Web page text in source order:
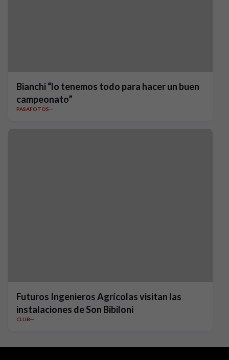
Bianchi “lo tenemos todo para hacer un buen
campeonato”
PASAFOTOS
Futuros Ingenieros Agrícolas visitan las
instalaciones de Son Bibiloni
CLUB